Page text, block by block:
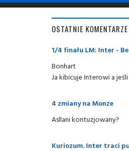
OSTATNIE KOMENTARZE
1/4 finału LM: Inter -
Bonhart
Ja kibicuje Interowi a
4 zmiany na Monze
Asllani kontuzjowany?
Kuriozum. Inter traci